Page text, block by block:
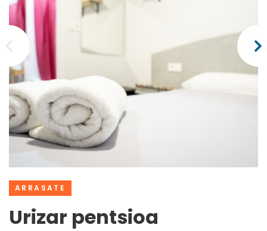
ARRASATE
Urizar pentsioa